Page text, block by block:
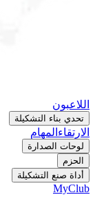
اللاعبون
تحدي بناء التشكيلة
الارتقاء المهام
لوحات الصدارة
الحزم
أداة صنع التشكيلة
MyClub